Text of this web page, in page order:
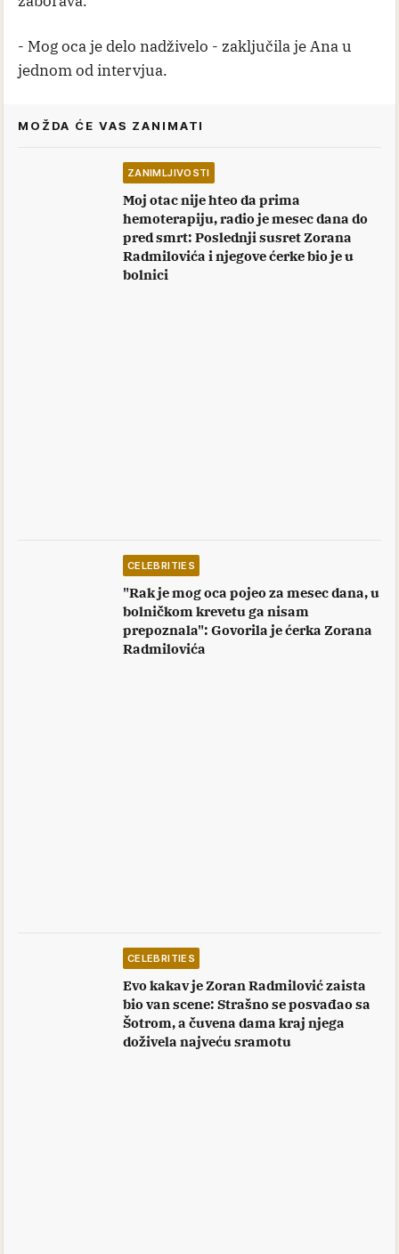
- Mog oca je delo nadživelo - zaključila je Ana u
jednom od intervjua.
MOŽDA ĆE VAS ZANIMATI
ZANIMLJIVOSTI
Moj otac nije hteo da prima
hemoterapiju, radio je mesec dana do
pred smrt: Poslednji susret Zorana
Radmilovića i njegove ćerke bio je u
bolnici
CELEBRITIES
"Rak je mog oca pojeo za mesec dana, u
bolničkom krevetu ga nisam
prepoznala": Govorila je ćerka Zorana
Radmilovića
CELEBRITIES
Evo kakav je Zoran Radmilović zaista
bio van scene: Strašno se posvađao sa
Šotrom, a čuvena dama kraj njega
doživela najveću sramotu